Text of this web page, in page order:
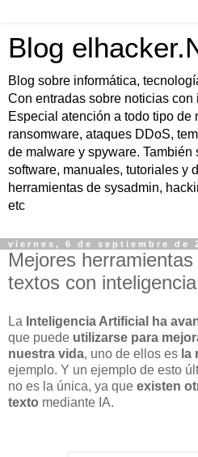
Blog
Blog sobre informática,
Con entradas sobre noticias con
Especial atención a todo tipo de
ransomware, ataques DDoS,
de malware y spyware. También
software, manuales, tutoriales y
herramientas de sysadmin,
etc
viernes, 6 de septiembre de
Mejores
textos con
La Inteligencia Artificial ha
que puede utilizarse para
nuestra vida, uno de ellos es la
ejemplo. Y un ejemplo de esto
no es la única, ya que existen
texto mediante IA.